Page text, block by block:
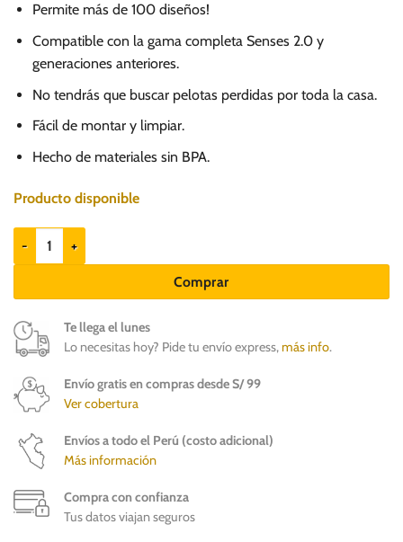
Permite más de 100 diseños!
Compatible con la gama completa Senses 2.0 y
generaciones anteriores.
No tendrás que buscar pelotas perdidas por toda la casa.
Fácil de montar y limpiar.
Hecho de materiales sin BPA.
Producto disponible
Catit Senses 2.0 Wave Circuit - Juego para gatos cantidad
Comprar
Te llega el lunes
Lo necesitas hoy? Pide tu envío express,más info.
Envío gratis en compras desde S/ 99
Ver cobertura
Envíos a todo el Perú (costo adicional)
Más información
Compra con confianza
Tus datos viajan seguros